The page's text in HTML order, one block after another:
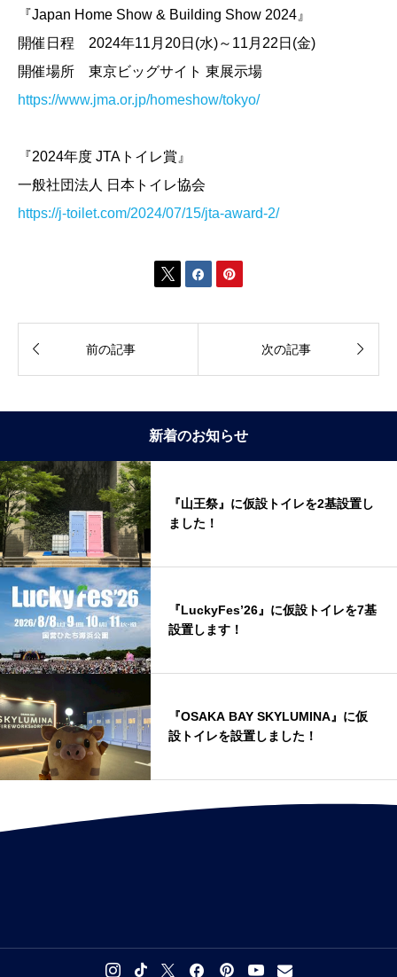
『Japan Home Show & Building Show 2024』
開催日程 2024年11月20日(水)～11月22日(金)
開催場所 東京ビッグサイト 東展示場
https://www.jma.or.jp/homeshow/tokyo/
『2024年度 JTAトイレ賞』
一般社団法人 日本トイレ協会
https://j-toilet.com/2024/07/15/jta-award-2/
  
 前の記事 次の記事 
新着のお知らせ
『山王祭』に仮設トイレを2基設置し
ました！
『LuckyFes’26』に仮設トイレを7基
設置します！
『OSAKA BAY SKYLUMINA』に仮
設トイレを設置しました！